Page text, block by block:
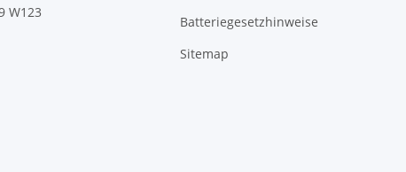
W123
Batteriegesetzhinweise
Sitemap